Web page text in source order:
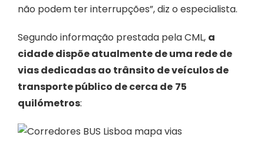
não podem ter interrupções”, diz o especialista.
Segundo informação prestada pela CML, a
cidade dispõe atualmente de uma rede de
vias dedicadas ao trânsito de veículos de
transporte público de cerca de 75
quilómetros: